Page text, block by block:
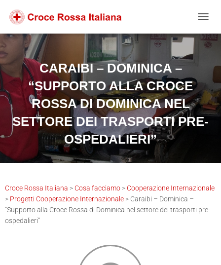
contenuto
alla
navigazione
footer
CARAIBI – DOMINICA –
“SUPPORTO ALLA CROCE
ROSSA DI DOMINICA NEL
SETTORE DEI TRASPORTI PRE-
OSPEDALIERI”
Croce Rossa Italiana > Cosa facciamo > Cooperazione Internazionale
> Progetti Cooperazione Internazionale > Caraibi – Dominica –
“Supporto alla Croce Rossa di Dominica nel settore dei trasporti pre-
ospedalieri”